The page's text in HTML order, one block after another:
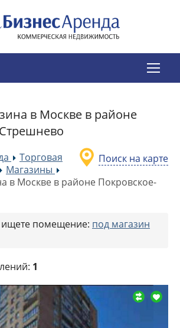
в Москве в районе
Поиск на карте
»
Торговая
»Магазины
в Москве в районе Покровское-
помещение: под магазин
1